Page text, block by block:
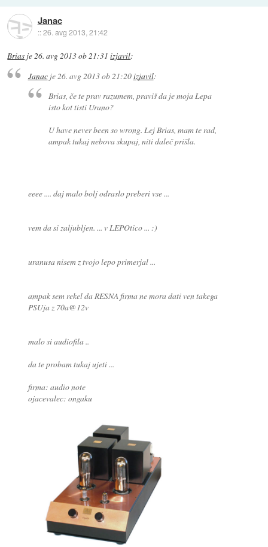
Janac
::26. avg 2013, 21:42
Brias je26. avg 2013 ob 21:31 izjavil:
Janacje26. avg 2013 ob 21:20izjavil:
Brias, če te prav razumem, praviš da je moja Lepa
isto kot tisti Urano?
U have never been so wrong. Lej Brias, mam te rad,
ampak tukaj nebova skupaj, niti daleč prišla.
eeee .... daj malo bolj odraslo preberi vse ...
vem da si zaljubljen. ... v LEPOtico ... :)
uranusa nisem z tvojo lepo primerjal ...
ampak sem rekel da RESNA firma ne mora dati ven takega
PSUja z 70a@12v
malo si audiofila ..
da te probam tukaj ujeti ...
firma: audio note
ojacevalec: ongaku